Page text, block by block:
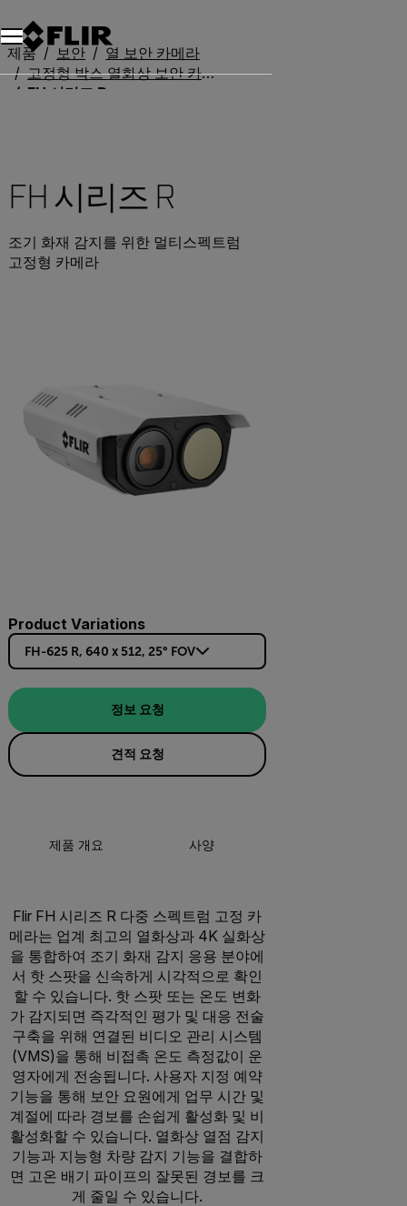
제품 보안
열 보안 카메라
고정형 박스 열화상 보안 카메라
FH 시리즈 R
FH 시리즈 R
조기 화재 감지를 위한 멀티스펙트럼
고정형 카메라
Product Variations
FH-625 R, 640 x 512, 25° FOV
정보 요청
견적 요청
제품 개요 사양
Flir FH 시리즈 R 다중 스펙트럼 고정 카
메라는 업계 최고의 열화상과 4K 실화상
을 통합하여 조기 화재 감지 응용 분야에
서 핫 스팟을 신속하게 시각적으로 확인
할 수 있습니다. 핫 스팟 또는 온도 변화
가 감지되면 즉각적인 평가 및 대응 전술
구축을 위해 연결된 비디오 관리 시스템
(VMS)을 통해 비접촉 온도 측정값이 운
영자에게 전송됩니다. 사용자 지정 예약
기능을 통해 보안 요원에게 업무 시간 및
계절에 따라 경보를 손쉽게 활성화 및 비
활성화할 수 있습니다. 열화상 열점 감지
기능과 지능형 차량 감지 기능을 결합하
면 고온 배기 파이프의 잘못된 경보를 크
게 줄일 수 있습니다.